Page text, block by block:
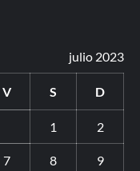
julio 2023
V S D
1 2
7 8 9